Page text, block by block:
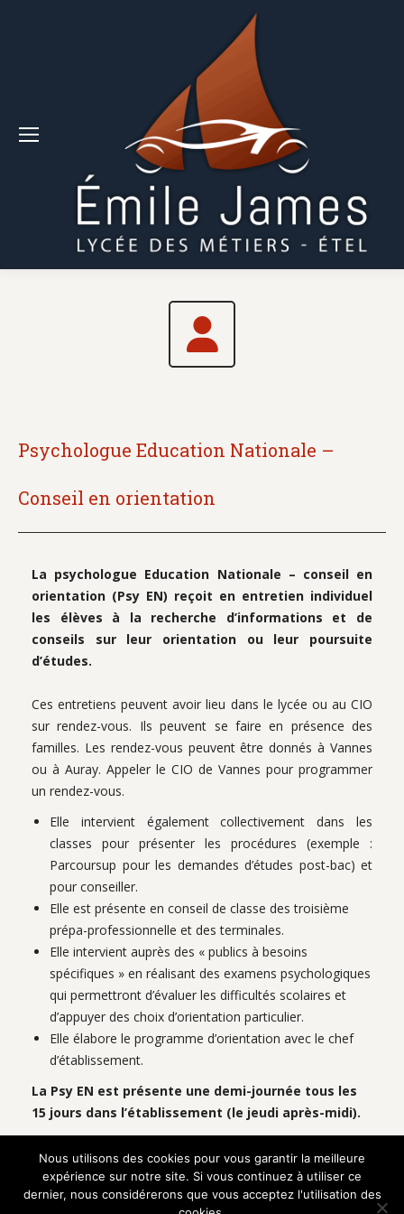
Psychologue Education Nationale –
Conseil en orientation
La psychologue Education Nationale – conseil en
orientation (Psy EN) reçoit en entretien individuel
les élèves à la recherche d’informations et de
conseils sur leur orientation ou leur poursuite
d’études.
Ces entretiens peuvent avoir lieu dans le lycée ou au CIO
sur rendez-vous. Ils peuvent se faire en présence des
familles. Les rendez-vous peuvent être donnés à Vannes
ou à Auray. Appeler le CIO de Vannes pour programmer
un rendez-vous.
Elle intervient également collectivement dans les
classes pour présenter les procédures (exemple :
Parcoursup pour les demandes d’études post-bac) et
pour conseiller.
Elle est présente en conseil de classe des troisième
prépa-professionnelle et des terminales.
Elle intervient auprès des « publics à besoins
spécifiques » en réalisant des examens psychologiques
qui permettront d’évaluer les difficultés scolaires et
d’appuyer des choix d’orientation particulier.
Elle élabore le programme d’orientation avec le chef
d’établissement.
La Psy EN est présente une demi-journée tous les
15 jours dans l’établissement (le jeudi après-midi).
Centre d’information et d’orientation de
Vannes (CIO)
Nous utilisons des cookies pour vous garantir la meilleure
expérience sur notre site. Si vous continuez à utiliser ce
dernier, nous considérerons que vous acceptez l'utilisation des